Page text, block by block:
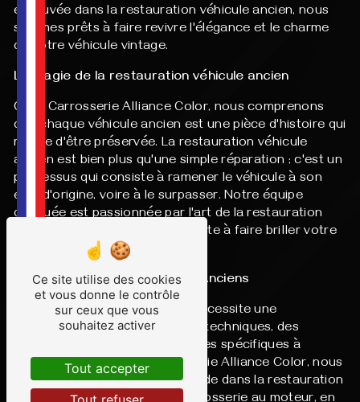
éprouvée dans la restauration véhicule ancien, nous
sommes prêts à faire revivre l'élégance et le charme
de votre véhicule vintage.
La Magie de la restauration véhicule ancien
Chez Carrosserie Alliance Color, nous comprenons
que chaque véhicule ancien est une pièce d'histoire qui
mérite d'être préservée. La restauration véhicule
ancien est bien plus qu'une simple réparation ; c'est un
processus qui consiste à ramener le véhicule à son
état d'origine, voire à le surpasser. Notre équipe
dévouée est passionnée par l'art de la restauration
des véhicules anciens et est prête à faire briller votre
trésor automobile.
Expertise dans les Véhicules Anciens
Restaurer un véhicule ancien nécessite une
connaissance approfondie des techniques, des
matériaux et des caractéristiques spécifiques à
chaque modèle. Chez Carrosserie Alliance Color, nous
avons acquis une expertise solide dans la restauration
Ce site utilise des cookies
et vous donne le contrôle
sur ceux que vous
souhaitez activer
Tout accepter